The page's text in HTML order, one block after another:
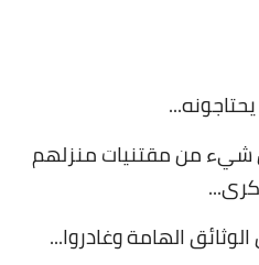
...
شيء من مقتنيات منزلهم
...
الهامة وغادروا...